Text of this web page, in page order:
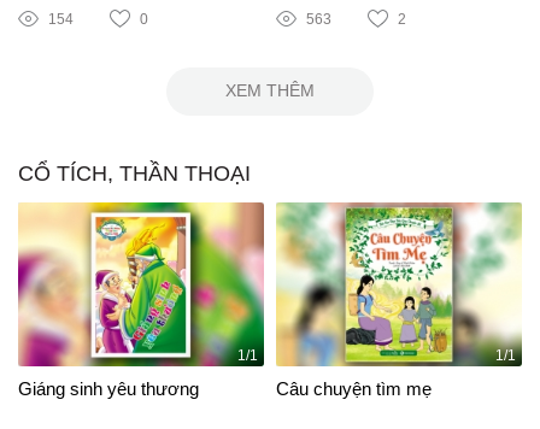
154 0 563 2
XEM THÊM
CỔ TÍCH, THẦN THOẠI
1/1
Giáng sinh yêu thương
1/1
Câu chuyện tìm mẹ